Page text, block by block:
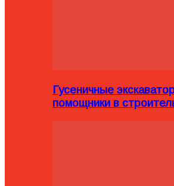
Гусеничные
помощники в